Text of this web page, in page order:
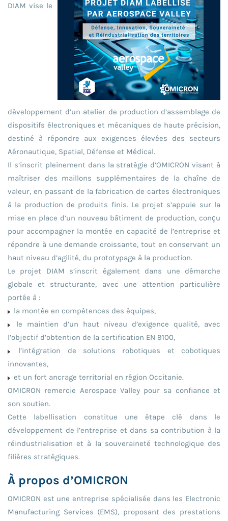
DIAM vise le
développement d’un atelier de production d’assemblage de
dispositifs électroniques et mécaniques de haute précision,
destiné à répondre aux exigences élevées des secteurs
Aéronautique, Spatial, Défense et Médical.
Il s’inscrit pleinement dans la stratégie d’OMICRON visant à
maîtriser des maillons supplémentaires de la chaîne de
valeur, en passant de la fabrication de cartes électroniques
à la production de produits finis. Le projet s’appuie sur la
mise en place d’un nouveau bâtiment de production, conçu
pour accompagner la montée en capacité de l’entreprise et
répondre à une demande croissante, tout en conservant un
haut niveau d’agilité, du prototypage à la production.
Le projet DIAM s’inscrit également dans une démarche
globale et structurante, avec une attention particulière
portée à :
la montée en compétences des équipes,
le maintien d’un haut niveau d’exigence qualité, avec
l’objectif d’obtention de la certification EN 9100,
l’intégration de solutions robotiques et cobotiques
innovantes,
et un fort ancrage territorial en région Occitanie.
OMICRON remercie Aerospace Valley pour sa confiance et
son soutien.
Cette labellisation constitue une étape clé dans le
développement de l’entreprise et dans sa contribution à la
réindustrialisation et à la souveraineté technologique des
filières stratégiques.
À propos d’OMICRON
OMICRON est une entreprise spécialisée dans les Electronic
Manufacturing Services (EMS), proposant des prestations